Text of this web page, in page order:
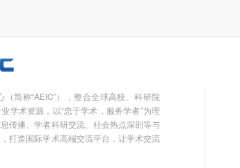
（简称“AEIC”），整合全球高校、科研院
学术资源，以“忠于学术，服务学者”为理
传播、学者科研交流、社会热点深剖等与
打造国际学术高端交流平台，让学术交流